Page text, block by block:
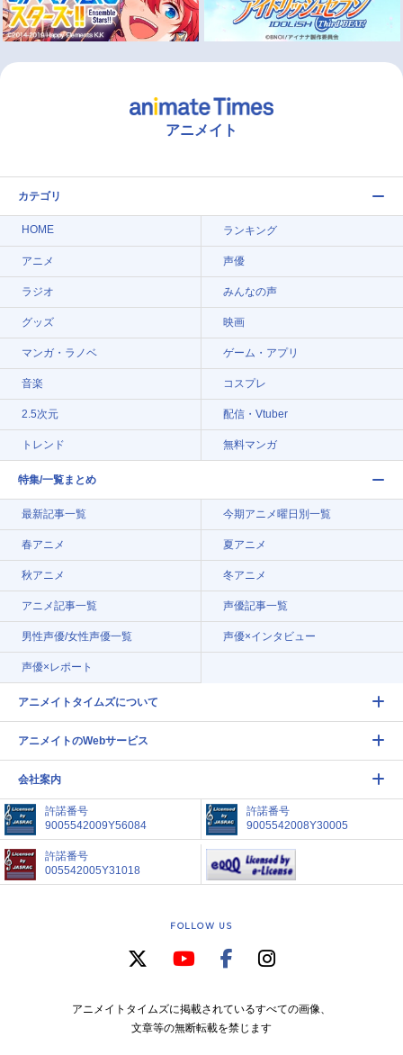
アニメイト
カテゴリ
HOME ランキング
アニメ 声優
ラジオ みんなの声
グッズ 映画
マンガ・ラノベ ゲーム・アプリ
音楽 コスプレ
2.5次元 配信・Vtuber
トレンド 無料マンガ
特集/一覧まとめ
最新記事一覧 今期アニメ曜日別一覧
春アニメ 夏アニメ
秋アニメ 冬アニメ
アニメ記事一覧 声優記事一覧
男性声優/女性声優一覧 声優×インタビュー
声優×レポート
アニメイトタイムズについて
アニメイトのWebサービス
会社案内
許諾番号
9005542009Y56084
許諾番号
9005542008Y30005
許諾番号
005542005Y31018
FOLLOW US
アニメイトタイムズに掲載されているすべての画像、
文章等の無断転載を禁じます